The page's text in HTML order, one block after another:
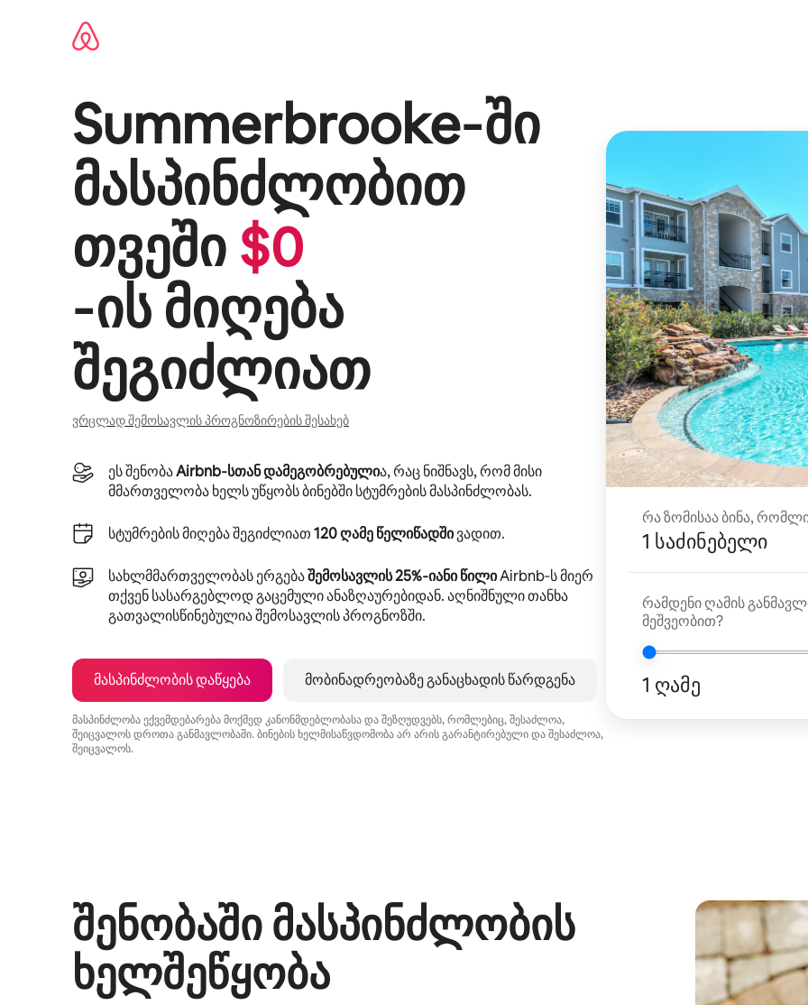
Summerbrooke‑ში
მასპინძლობით
თვეში $0
‑ის მიღება
შეგიძლიათ
ვრცლად შემოსავლის პროგნოზირების შესახებ
ეს შენობაAirbnb‑სთან დამეგობრებულია, რაც ნიშნავს, რომ მისი
მმართველობა ხელს უწყობს ბინებში სტუმრების მასპინძლობას.
სტუმრების მიღება შეგიძლიათ120 ღამე წელიწადშივადით.
სახლმმართველობას ერგებაშემოსავლის 25%‑იანი წილიAirbnb‑ს მიერ
თქვენ სასარგებლოდ გაცემული ანაზღაურებიდან. აღნიშნული თანხა
გათვალისწინებულია შემოსავლის პროგნოზში.
მასპინძლობის დაწყება მობინადრეობაზე განაცხადის წარდგენა
მასპინძლობა ექვემდებარება მოქმედ კანონმდებლობასა და შეზღუდვებს, რომლებიც, შესაძლოა,
შეიცვალოს დროთა განმავლობაში. ბინების ხელმისაწვდომობა არ არის გარანტირებული და შესაძლოა,
შეიცვალოს.
რა ზომისაა ბინა,
1 საძინებელი
რამდენი ღამის
მეშვეობით?
1 ღამე
შენობაში მასპინძლობის
ხელშეწყობა